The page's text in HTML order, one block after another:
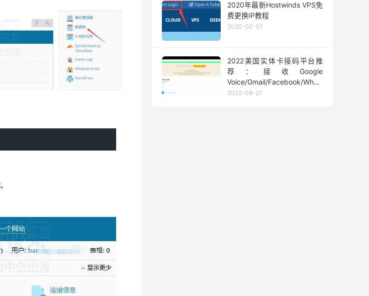
2020年最新Hostwinds VPS免
费更换IP教程
2020-02-01
2022美国实体卡接码平台推
荐：接收Google
Voice/Gmail/Facebook/Whatsapp
等短信验证码
2022-08-27